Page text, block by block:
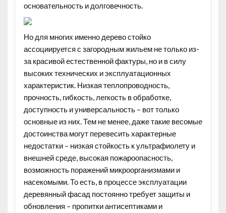
основательность и долговечность.
Но для многих именно дерево стойко
ассоциируется с загородным жильем не только из-
за красивой естественной фактуры, но и в силу
высоких технических и эксплуатационных
характеристик. Низкая теплопроводность,
прочность, гибкость, легкость в обработке,
доступность и универсальность – вот только
основные из них. Тем не менее, даже такие весомые
достоинства могут перевесить характерные
недостатки – низкая стойкость к ультрафиолету и
внешней среде, высокая пожароопасность,
возможность поражений микроорганизмами и
насекомыми. То есть, в процессе эксплуатации
деревянный фасад постоянно требует защиты и
обновления – пропитки антисептиками и